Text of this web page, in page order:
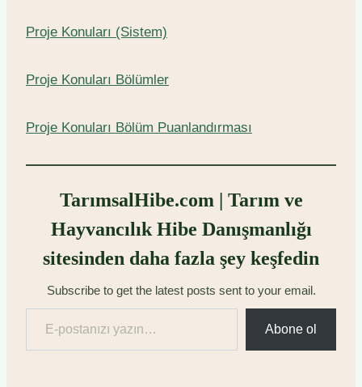
Proje Konuları (Sistem)
Proje Konuları Bölümler
Proje Konuları Bölüm Puanlandırması
TarımsalHibe.com | Tarım ve
Hayvancılık Hibe Danışmanlığı
sitesinden daha fazla şey keşfedin
Subscribe to get the latest posts sent to your email.
E-postanızı yazın…
Abone ol